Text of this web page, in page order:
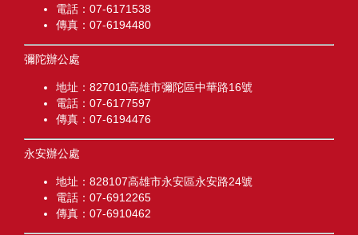
電話：07-6171538
傳真：07-6194480
彌陀辦公處
地址：827010高雄市彌陀區中華路16號
電話：07-6177597
傳真：07-6194476
永安辦公處
地址：828107高雄市永安區永安路24號
電話：07-6912265
傳真：07-6910462